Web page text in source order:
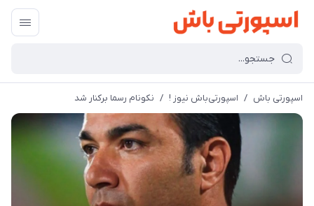
اسپورتی باش / اسپورتی‌باش نیوز ! / نکونام رسما برکنار شد